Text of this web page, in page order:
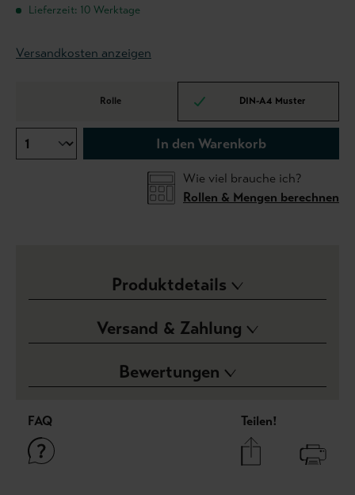
Lieferzeit: 10 Werktage
Versandkosten anzeigen
Rolle DIN-A4 Muster
In den Warenkorb
Wie viel brauche ich?
Rollen & Mengen berechnen
Produktdetails
Versand & Zahlung
Bewertungen
FAQ Teilen!